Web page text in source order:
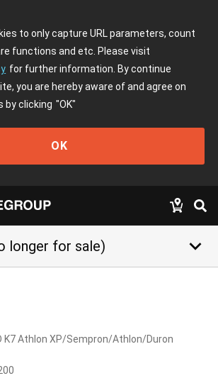
to only capture URL parameters, count
functions and etc. Please visit
for further information. By continue
you are hereby aware of and agree on
by clicking "OK"
OK
longer for sale) keyboard_arrow_down
K7 Athlon XP/Sempron/Athlon/Duron